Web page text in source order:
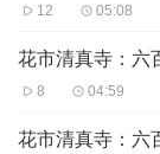
12 05:08
花市清真寺：六
8 04:59
花市清真寺：六